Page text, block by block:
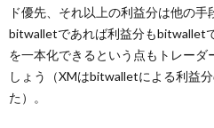
ド優先、それ以上の利益分は他の手
bitwalletであれば利益分もbitwallet
を一本化できるという点もトレー
しょう（XMはbitwalletによる利益
た）。